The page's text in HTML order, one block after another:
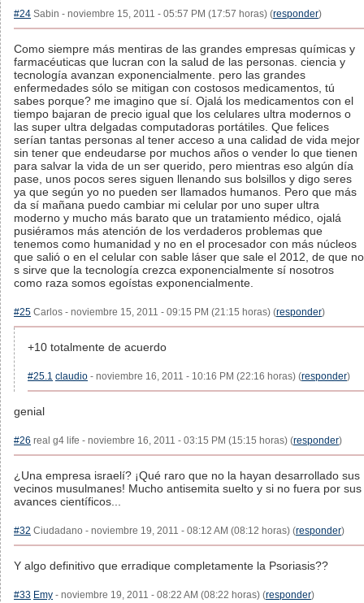
#24 Sabin - noviembre 15, 2011 - 05:57 PM (17:57 horas) (responder)
Como siempre más mentiras de las grandes empresas químicas y
farmacéuticas que lucran con la salud de las personas. ciencia y
tecnología avanzan exponencialmente. pero las grandes
enfermedades sólo se mitigan con costosos medicamentos, tú
sabes porque? me imagino que sí. Ojalá los medicamentos con el
tiempo bajaran de precio igual que los celulares ultra modernos o
las super ultra delgadas computadoras portátiles. Que felices
serían tantas personas al tener acceso a una calidad de vida mejor
sin tener que endeudarse por muchos años o vender lo que tienen
para salvar la vida de un ser querido, pero mientras eso algún día
pase, unos pocos seres siguen llenando sus bolsillos y digo seres
ya que según yo no pueden ser llamados humanos. Pero que más
da sí mañana puedo cambiar mi celular por uno super ultra
moderno y mucho más barato que un tratamiento médico, ojalá
pusiéramos más atención de los verdaderos problemas que
tenemos como humanidad y no en el procesador con más núcleos
que salió o en el celular con sable láser que sale el 2012, de que no
s sirve que la tecnología crezca exponencialmente sí nosotros
como raza somos egoístas exponencialmente.
#25 Carlos - noviembre 15, 2011 - 09:15 PM (21:15 horas) (responder)
+10 totalmente de acuerdo
#25.1 claudio - noviembre 16, 2011 - 10:16 PM (22:16 horas) (responder)
genial
#26 real g4 life - noviembre 16, 2011 - 03:15 PM (15:15 horas) (responder)
¿Una empresa israelí? ¡Qué raro que no la hayan desarrollado sus
vecinos musulmanes! Mucho antisemita suelto y si no fuera por sus
avances científicos...
#32 Ciudadano - noviembre 19, 2011 - 08:12 AM (08:12 horas) (responder)
Y algo definitivo que erradique completamente la Psoriasis??
#33 Emy - noviembre 19, 2011 - 08:22 AM (08:22 horas) (responder)